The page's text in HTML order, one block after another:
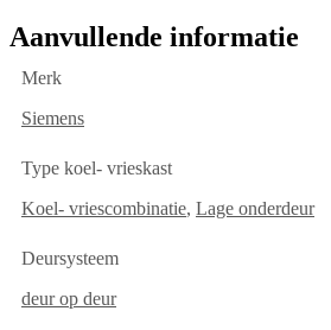
Aanvullende informatie
Merk
Siemens
Type koel- vrieskast
Koel- vriescombinatie, Lage onderdeur
Deursysteem
deur op deur